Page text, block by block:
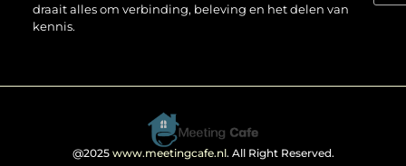
draait alles om verbinding, beleving en het delen van
kennis.
@2025 www.meetingcafe.nl. All Right Reserved.